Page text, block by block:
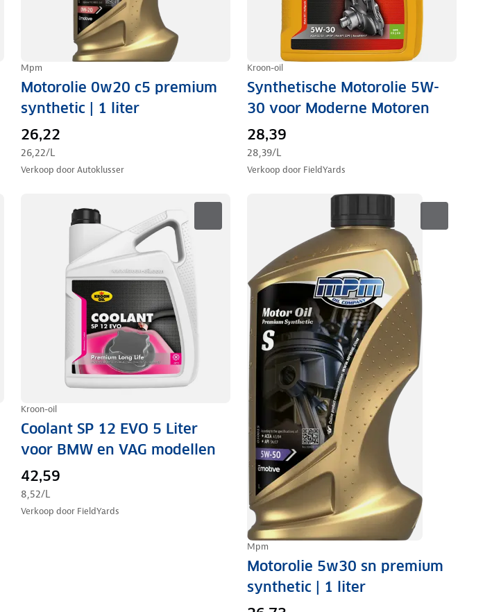
Mpm
Motorolie 0w20 c5 premium
synthetic | 1 liter
26,22
26,22/L
Verkoop doorAutoklusser
Kroon-oil
Synthetische Motorolie 5W-
30 voor Moderne Motoren
28,39
28,39/L
Verkoop door FieldYards
Kroon-oil
Coolant SP 12 EVO 5 Liter
voor BMW en VAG modellen
42,59
8,52/L
Verkoop door FieldYards
Mpm
Motorolie 5w30 sn premium
synthetic | 1 liter